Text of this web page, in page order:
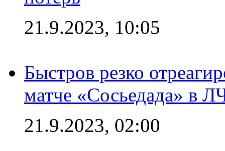
21.9.2023, 10:05
Быстров резко
матче «Сосьедада» в
21.9.2023, 02:00